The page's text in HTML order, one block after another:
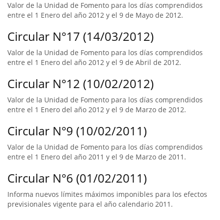
Valor de la Unidad de Fomento para los días comprendidos
entre el 1 Enero del año 2012 y el 9 de Mayo de 2012.
Circular N°17 (14/03/2012)
Valor de la Unidad de Fomento para los días comprendidos
entre el 1 Enero del año 2012 y el 9 de Abril de 2012.
Circular N°12 (10/02/2012)
Valor de la Unidad de Fomento para los días comprendidos
entre el 1 Enero del año 2012 y el 9 de Marzo de 2012.
Circular N°9 (10/02/2011)
Valor de la Unidad de Fomento para los días comprendidos
entre el 1 Enero del año 2011 y el 9 de Marzo de 2011.
Circular N°6 (01/02/2011)
Informa nuevos límites máximos imponibles para los efectos
previsionales vigente para el año calendario 2011.